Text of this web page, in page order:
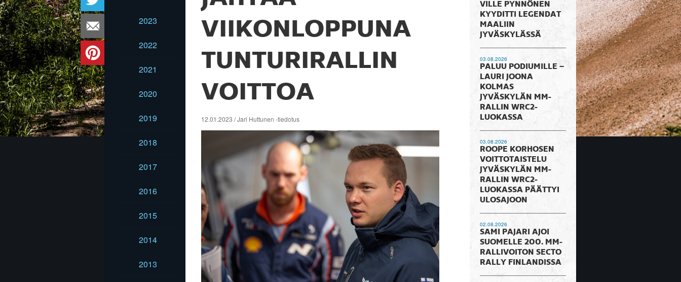
2023
2022
2021
2020
2019
2018
2017
2016
2015
2014
2013
VIIKONLOPPUNA
TUNTURIRALLIN
VOITTOA
12.01.2023 / Jari Huttunen -tiedotus
VILLE PYNNÖNEN
KYYDITTI LEGENDAT
MAALIIN
JYVÄSKYLÄSSÄ
03.08.2026
PALUU PODIUMILLE –
LAURI JOONA
KOLMAS
JYVÄSKYLÄN MM-
RALLIN WRC2-
LUOKASSA
03.08.2026
ROOPE KORHOSEN
VOITTOTAISTELU
JYVÄSKYLÄN MM-
RALLIN WRC2-
LUOKASSA PÄÄTTYI
ULOSAJOON
02.08.2026
SAMI PAJARI AJOI
SUOMELLE 200. MM-
RALLIVOITON SECTO
RALLY FINLANDISSA